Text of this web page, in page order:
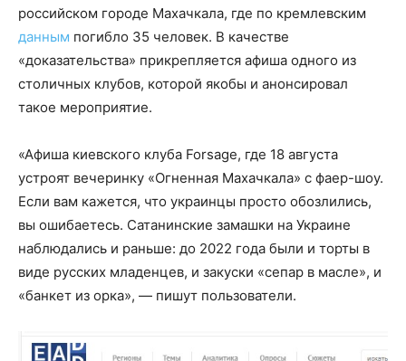
российском городе Махачкала, где по кремлевским
данным погибло 35 человек. В качестве
«доказательства» прикрепляется афиша одного из
столичных клубов, которой якобы и анонсировал
такое мероприятие.
«Афиша киевского клуба Forsage, где 18 августа
устроят вечеринку «Огненная Махачкала» с фаер-шоу.
Если вам кажется, что украинцы просто обозлились,
вы ошибаетесь. Сатанинские замашки на Украине
наблюдались и раньше: до 2022 года были и торты в
виде русских младенцев, и закуски «сепар в масле», и
«банкет из орка», — пишут пользователи.